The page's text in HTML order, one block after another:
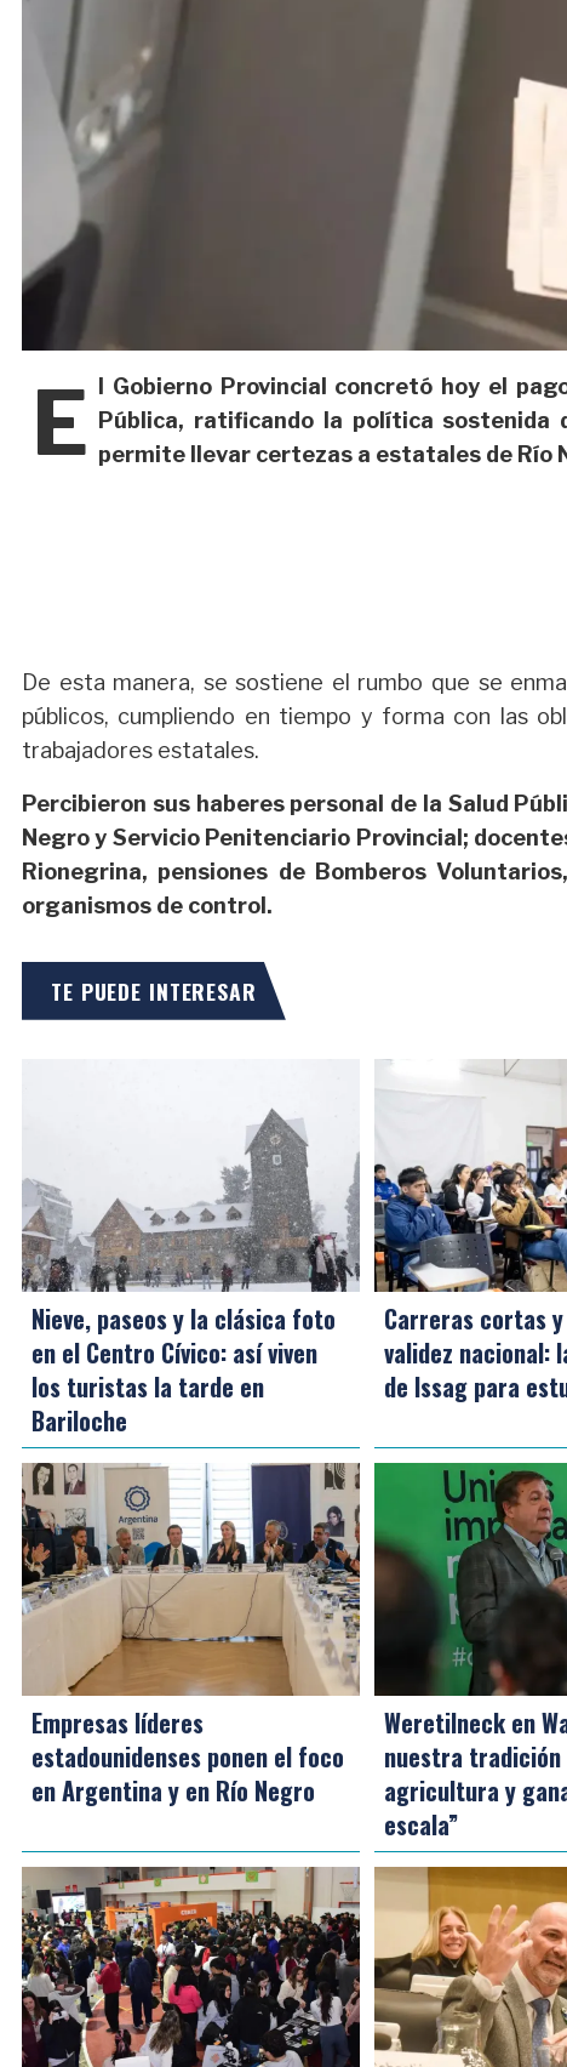
E l Gobierno Provincial concretó hoy el
Pública, ratificando la política sostenida
permite llevar certezas a estatales de Río
De esta manera, se sostiene el rumbo que se
públicos, cumpliendo en tiempo y forma con las
trabajadores estatales.
Percibieron sus haberes personal de la Salud
Negro y Servicio Penitenciario Provincial;
Rionegrina, pensiones de Bomberos
organismos de control.
TE PUEDE INTERESAR
Nieve, paseos y la clásica foto
en el Centro Cívico: así viven
los turistas la tarde en
Bariloche
Carreras cortas
validez nacional:
de Issag para
Empresas líderes
estadounidenses ponen el foco
en Argentina y en Río Negro
Weretilneck en
nuestra tradición
agricultura y
escala”